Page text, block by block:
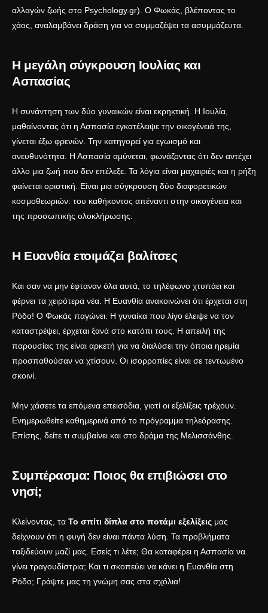
αλλαγών ζωής στο Psychology.gr). Ο Φωκάς, βλέποντας το
χάος, αναλαμβάνει δράση για να συμμαζέψει τα ασυμμάζευτα.
Η μεγάλη σύγκρουση Ιουλίας και
Ασπασίας
Η συνάντηση των δύο γυναικών είναι εκρηκτική. Η Ιουλία,
μαθαίνοντας ότι η Ασπασία εγκατέλειψε την οικογένειά της,
γίνεται έξω φρενών. Την κατηγορεί για εγωισμό και
ανευθυνότητα. Η Ασπασία αμύνεται, φωνάζοντας ότι δεν αντέχει
άλλο μια ζωή που δεν επέλεξε. Τα λόγια είναι μαχαιριές και η ρήξη
φαίνεται οριστική. Είναι μια σύγκρουση δύο διαφορετικών
κοσμοθεωριών: του καθήκοντος απέναντι στην οικογένεια και
της προσωπικής ολοκλήρωσης.
Η Ευανθία ετοιμάζει βαλίτσες
Και σαν να μην έφταναν όλα αυτά, το τηλέφωνο χτυπάει και
φέρνει τα χειρότερα νέα. Η Ευανθία ανακοινώνει ότι έρχεται στη
Ρόδο! Ο Φωκάς παγώνει. Η γυναίκα που λίγο έλειψε να τον
καταστρέψει, έρχεται ξανά στο κατόπι τους. Η απειλή της
παρουσίας της είναι αρκετή για να διαλύσει την όποια ηρεμία
προσπαθούσαν να χτίσουν. Οι ισορροπίες είναι σε τεντωμένο
σκοινί.
Μην χάσετε τα επόμενα επεισόδια, γιατί οι εξελίξεις τρέχουν.
Ενημερωθείτε καθημερινά από το πρόγραμμα τηλεόρασης.
Επίσης, δείτε τι συμβαίνει και στο δράμα της Μελισσάνθης.
Συμπέρασμα: Ποιος θα επιβιώσει στο
νησί;
Κλείνοντας, τα Το σπίτι δίπλα στο ποτάμι εξελίξεις μας
δείχνουν ότι η φυγή δεν είναι πάντα λύση. Τα προβλήματα
ταξιδεύουν μαζί μας. Εσείς τι λέτε; Θα καταφέρει η Ασπασία να
γίνει τραγουδίστρια; Και τι σκοπεύει να κάνει η Ευανθία στη
Ρόδο; Γράψτε μας τη γνώμη σας στα σχόλια!